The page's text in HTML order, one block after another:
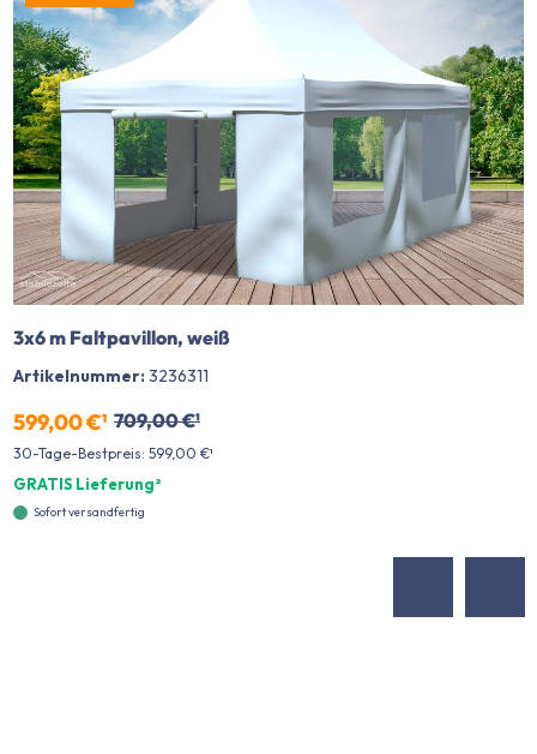
3x6 m Faltpavillon, weiß
Artikelnummer:3236311
599,00 €¹ 709,00 €¹
30-Tage-Bestpreis: 599,00 €¹
GRATIS Lieferung²
Sofort versandfertig